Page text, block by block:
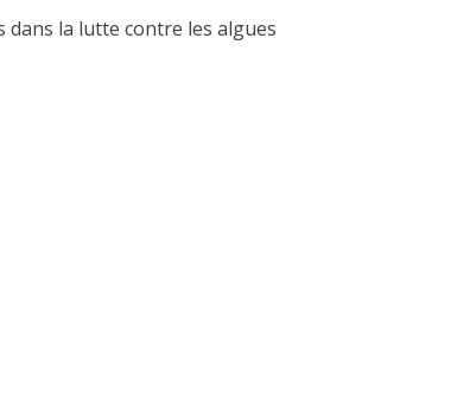
dans la lutte contre les algues